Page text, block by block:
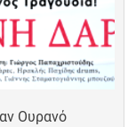
Ουρανό